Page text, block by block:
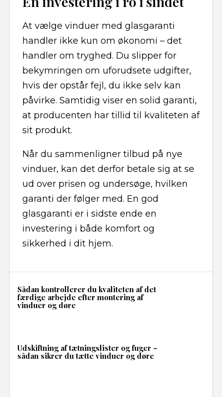
At vælge vinduer med glasgaranti
handler ikke kun om økonomi – det
handler om tryghed. Du slipper for
bekymringen om uforudsete udgifter,
hvis der opstår fejl, du ikke selv kan
påvirke. Samtidig viser en solid garanti,
at producenten har tillid til kvaliteten af
sit produkt.
Når du sammenligner tilbud på nye
vinduer, kan det derfor betale sig at se
ud over prisen og undersøge, hvilken
garanti der følger med. En god
glasgaranti er i sidste ende en
investering i både komfort og
sikkerhed i dit hjem.
Sådan kontrollerer du kvaliteten af det
færdige arbejde efter montering af
vinduer og døre
Udskiftning af tætningslister og fuger –
sådan sikrer du tætte vinduer og døre